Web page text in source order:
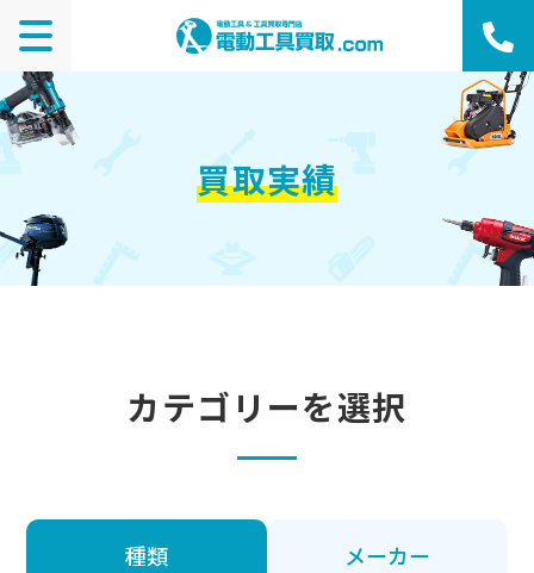
買取実績
カテゴリーを選択
種類 メーカー